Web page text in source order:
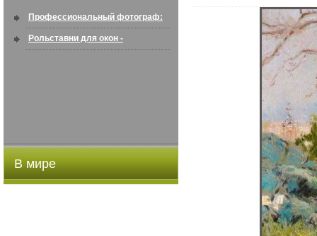
Профессиональный фотограф:
искусство создавать снимки, ...
Рольставни для окон -
В мире